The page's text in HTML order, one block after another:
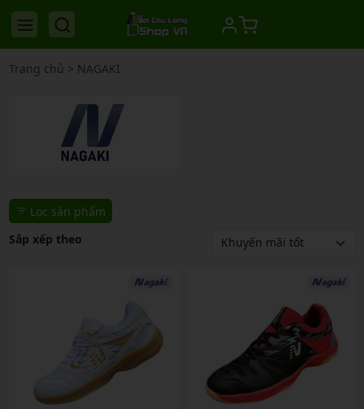
Trang chủ > NAGAKI
Lọc sản phẩm
Sắp xếp theo